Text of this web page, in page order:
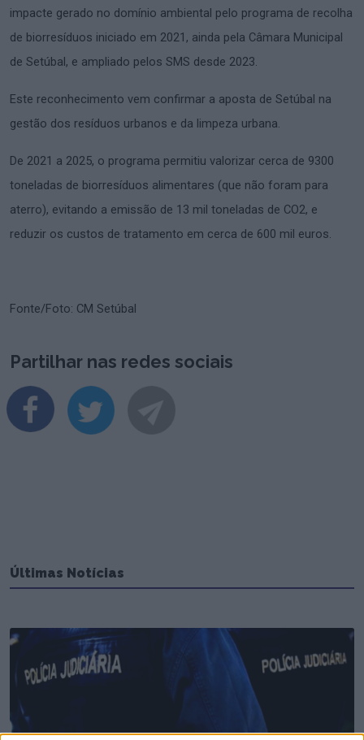
impacte gerado no domínio ambiental pelo programa de recolha
de biorresíduos iniciado em 2021, ainda pela Câmara Municipal
de Setúbal, e ampliado pelos SMS desde 2023.
Este reconhecimento vem confirmar a aposta de Setúbal na
gestão dos resíduos urbanos e da limpeza urbana.
De 2021 a 2025, o programa permitiu valorizar cerca de 9300
toneladas de biorresíduos alimentares (que não foram para
aterro), evitando a emissão de 13 mil toneladas de CO2, e
reduzir os custos de tratamento em cerca de 600 mil euros.
Fonte/Foto: CM Setúbal
Partilhar nas redes sociais
Últimas Notícias